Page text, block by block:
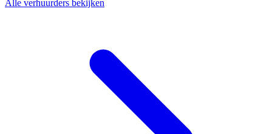
Alle verhuurders bekijken